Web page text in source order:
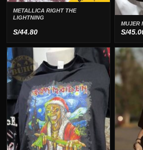
METALLICA RIGHT THE
LIGHTNING
S/44.80
MUJER
S/